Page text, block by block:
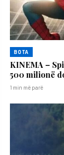
BOTA
KINEMA –
500 milionë
1 min më parë